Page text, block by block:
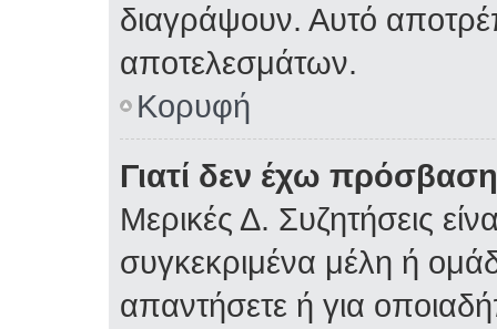
διαγράψουν. Αυτό
αποτελεσμάτων.
Κορυφή
Γιατί δεν έχω
Μερικές Δ. Συζητήσεις
συγκεκριμένα μέλη ή
απαντήσετε ή για